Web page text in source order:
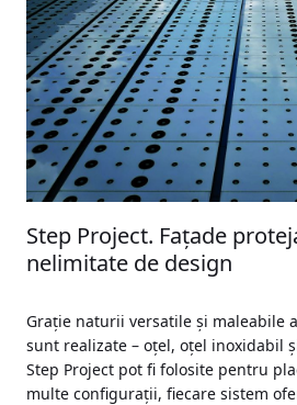
Step Project. Faţade
nelimitate de design
Graţie naturii versatile şi maleabile
sunt realizate – oţel, oţel inoxidabil
Step Project pot fi folosite pentru
multe configuraţii, fiecare sistem